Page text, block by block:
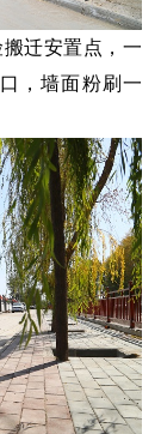
迁安置点，一
，墙面粉刷一